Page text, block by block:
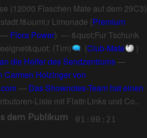
(12000 Flaschen Mate auf dem 29C3)
f&uuml;r Limonade (Premium
— Flora Power) — &quot;Fur Tschunk
(Tim)
(Club-Mate
)
die Helfer des Sendzentrums—
Carmen Holzinger von
— Das Shownotes-Team hat einen
Liste mit Flattr-Links und Co..
dem Publikum 01:00:21